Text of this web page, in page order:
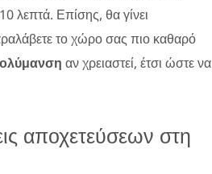
λεπτά. Επίσης, θα γίνει
το χώρο σας πιο καθαρό
αν χρειαστεί, έτσι ώστε να
αποχετεύσεων στη